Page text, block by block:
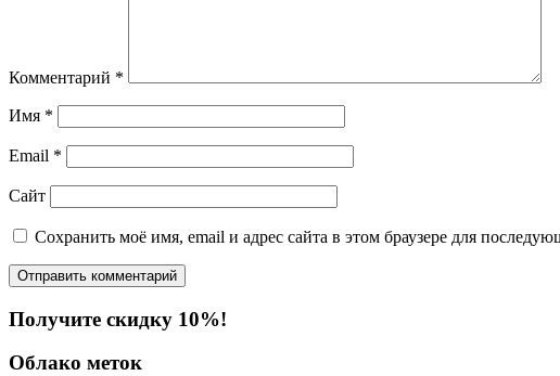
Комментарий *
Имя *
Email *
Сайт
Сохранить моё имя, email и адрес сайта в этом браузере для
Получите скидку 10%!
Облако меток